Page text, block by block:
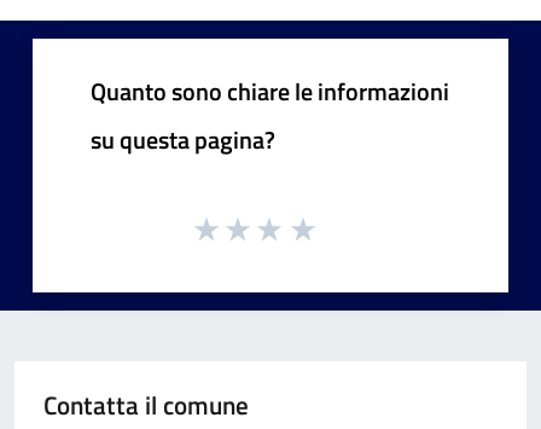
Quanto sono chiare le informazioni
su questa pagina?
Contatta il comune